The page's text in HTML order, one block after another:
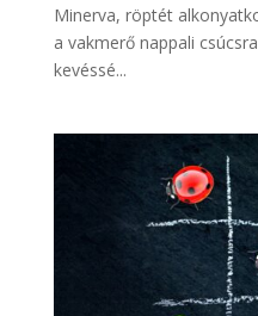
Minerva, röptét
a vakmerő nappali
kevéssé...